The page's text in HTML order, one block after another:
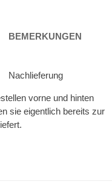
BEMERKUNGEN
Nachlieferung
vorne und hinten
sie eigentlich bereits zur